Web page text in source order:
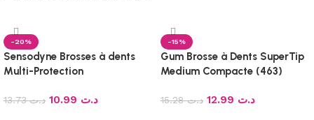
-20%
Sensodyne Brosses à dents
Multi-Protection
د.ت13.73 د.ت
-15%
Gum Brosse à Dents SuperTip
Medium Compacte (463)
د.ت15.28 د.ت